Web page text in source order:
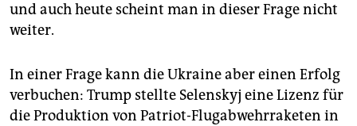
und auch heute scheint man in dieser Frage nicht
weiter.
In einer Frage kann die Ukraine aber einen Erfolg
verbuchen: Trump stellte Selenskyj eine Lizenz für
die Produktion von Patriot-Flugabwehrraketen in